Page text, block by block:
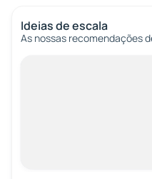
Ideias de escala
As nossas recomendações